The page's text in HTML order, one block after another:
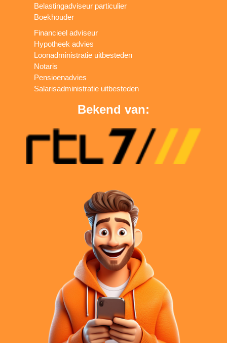
Belastingadviseur particulier
Boekhouder
Financieel adviseur
Hypotheek advies
Loonadministratie uitbesteden
Notaris
Pensioenadvies
Salarisadministratie uitbesteden
Bekend van: